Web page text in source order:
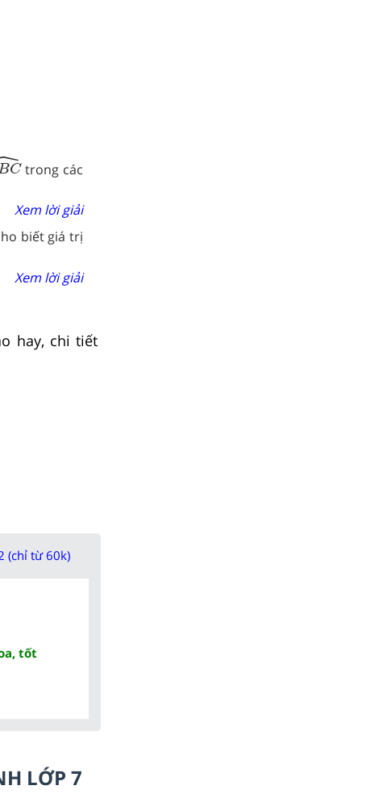
C
C^
trong các
Xem lời giải
biết giá trị
Xem lời giải
hay, chi tiết
(chỉ từ 60k)
tốt
LỚP 7